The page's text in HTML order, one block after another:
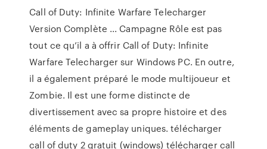
Call of Duty: Infinite Warfare Telecharger
Version Complète ... Campagne Rôle est pas
tout ce qu’il a à offrir Call of Duty: Infinite
Warfare Telecharger sur Windows PC. En outre,
il a également préparé le mode multijoueur et
Zombie. Il est une forme distincte de
divertissement avec sa propre histoire et des
éléments de gameplay uniques. télécharger
call of duty 2 gratuit (windows) télécharger call